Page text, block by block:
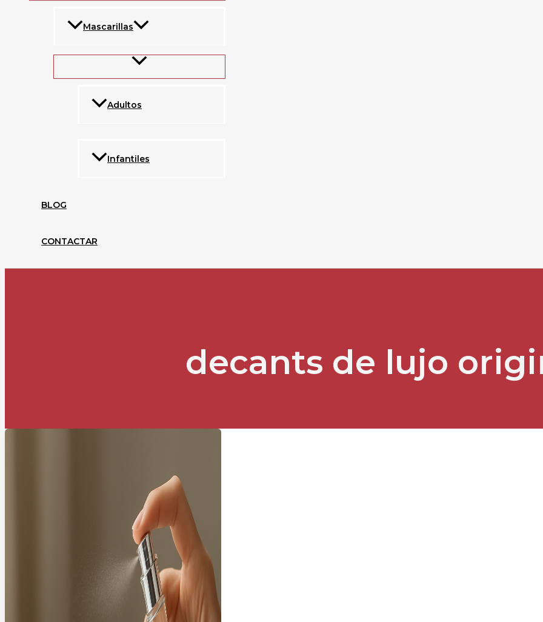
Mascarillas
Adultos
Infantiles
BLOG
CONTACTAR
decants de lujo